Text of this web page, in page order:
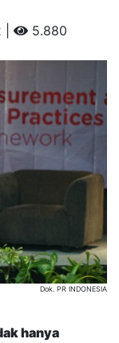
5.880
Dok. PR INDONESIA
hanya